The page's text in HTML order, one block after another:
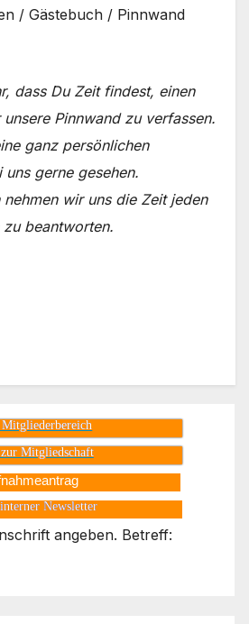
/ Gästebuch / Pinnwand
dass Du Zeit findest, einen
Pinnwand zu verfassen.
ganz persönlichen
gerne gesehen.
wir uns die Zeit jeden
beantworten.
Mitgliedschaft
Newsletter
angeben. Betreff: